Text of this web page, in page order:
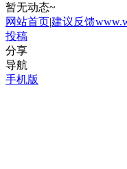
暂无动态~
网站首页|建议反馈
投稿
分享
导航
手机版